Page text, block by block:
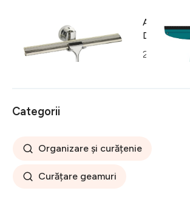
autoadeziv, Wenko, Bovino
Power-Loc®, 24.5 x 17 x 7
103 lei
Aspirator
click-
291 lei
Categorii
Organizare și curățenie
Curățare geamuri